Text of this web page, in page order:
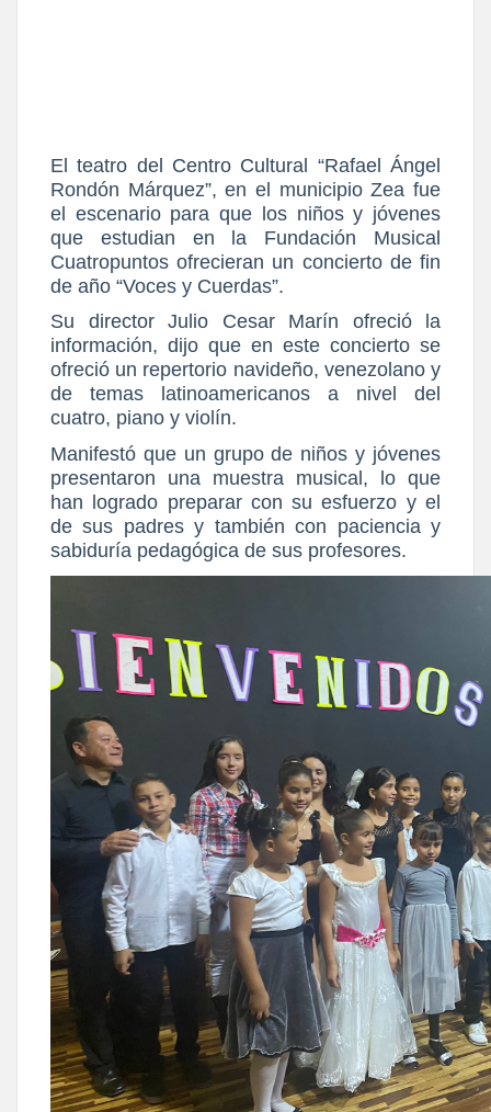
El teatro del Centro Cultural “Rafael Ángel
Rondón Márquez”, en el municipio Zea fue
el escenario para que los niños y jóvenes
que estudian en la Fundación Musical
Cuatropuntos ofrecieran un concierto de fin
de año “Voces y Cuerdas”.
Su director Julio Cesar Marín ofreció la
información, dijo que en este concierto se
ofreció un repertorio navideño, venezolano y
de temas latinoamericanos a nivel del
cuatro, piano y violín.
Manifestó que un grupo de niños y jóvenes
presentaron una muestra musical, lo que
han logrado preparar con su esfuerzo y el
de sus padres y también con paciencia y
sabiduría pedagógica de sus profesores.